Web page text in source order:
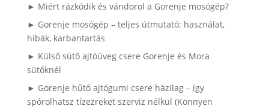
► Miért rázkódik és vándorol a Gorenje mosógép?
► Gorenje mosógép – teljes útmutató: használat,
hibák, karbantartás
► Külső sütő ajtóüveg csere Gorenje és Mora
sütőknél
► Gorenje hűtő ajtógumi csere házilag – így
spórolhatsz tízezreket szerviz nélkül (Könnyen